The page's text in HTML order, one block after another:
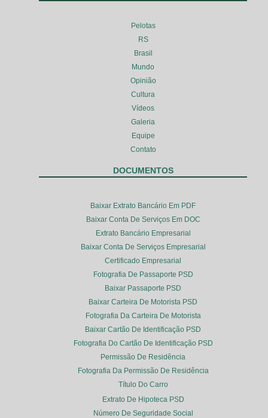
Pelotas
RS
Brasil
Mundo
Opinião
Cultura
Vídeos
Galeria
Equipe
Contato
DOCUMENTOS
Baixar Extrato Bancário Em PDF
Baixar Conta De Serviços Em DOC
Extrato Bancário Empresarial
Baixar Conta De Serviços Empresarial
Certificado Empresarial
Fotografia De Passaporte PSD
Baixar Passaporte PSD
Baixar Carteira De Motorista PSD
Fotografia Da Carteira De Motorista
Baixar Cartão De Identificação PSD
Fotografia Do Cartão De Identificação PSD
Permissão De Residência
Fotografia Da Permissão De Residência
Título Do Carro
Extrato De Hipoteca PSD
Número De Seguridade Social